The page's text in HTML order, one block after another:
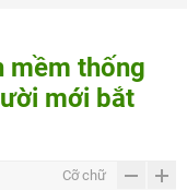
mềm thống
mới bắt
Cỡ chữ